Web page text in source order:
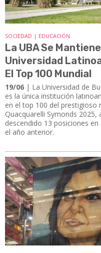
SOCIEDAD | EDUCACIÓN
La UBA Se
Universidad
El Top 100 Mundial
19/06 | ​​​​​​​La Universidad de
es la única institución
en el top 100 del prestigioso
Quacquarelli Symonds 2025,
descendido 13 posiciones
el año anterior.